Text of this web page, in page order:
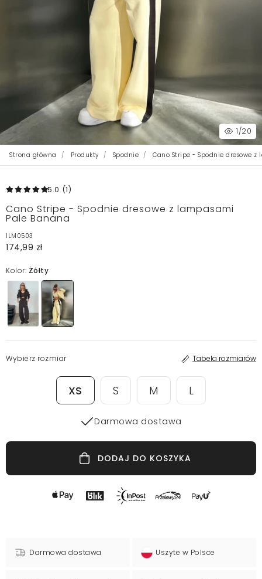
1/20
Strona główna Produkty Spodnie Cano Stripe - Spodnie dresowe
5.0 (1)
Cano Stripe - Spodnie dresowe z lampasami
Pale Banana
ILM0503
174,99 zł
Kolor: Żółty
Wybierz rozmiar Tabela rozmiarów
XS S M L
Darmowa dostawa
DODAJ DO KOSZYKA
Darmowa dostawa Uszyte w Polsce